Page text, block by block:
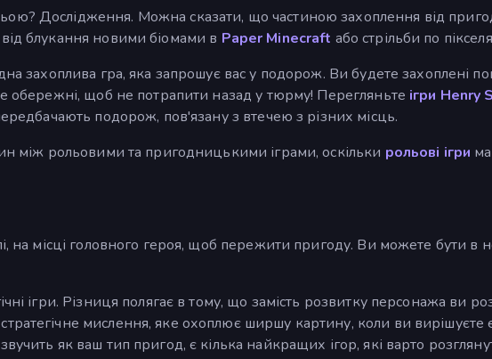
Дослідження. Можна сказати, що частиною захоплення від
блукання новими біомами в Paper Minecraft або стрільби по
захоплива гра, яка запрошує вас у подорож. Ви будете захоплені
обережні, щоб не потрапити назад у тюрму! Перегляньте ігри Henry
подорож, пов'язану з втечею з різних місць.
між рольовими та пригодницькими іграми, оскільки рольові ігри
на місці головного героя, щоб пережити пригоду. Ви можете бути в
ігри. Різниця полягає в тому, що замість розвитку персонажа ви
мислення, яке охоплює ширшу картину, коли ви вирішуєте
як ваш тип пригод, є кілька найкращих ігор, які варто